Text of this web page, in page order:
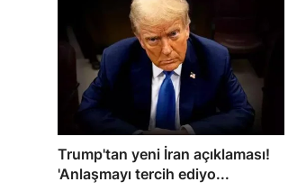
Trump'tan yeni İran açıklaması!
'Anlaşmayı tercih ediyo...